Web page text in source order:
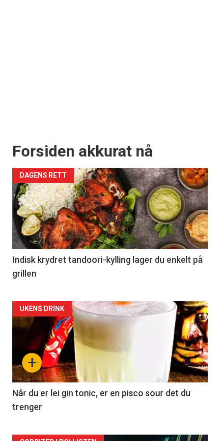
Forsiden akkurat nå
DAGENS RETT
Indisk krydret tandoori-kylling lager du enkelt på
grillen
Forsiden
akkurat
nå
-
2
+
UKENS DRINK
Når du er lei gin tonic, er en pisco sour det du
trenger